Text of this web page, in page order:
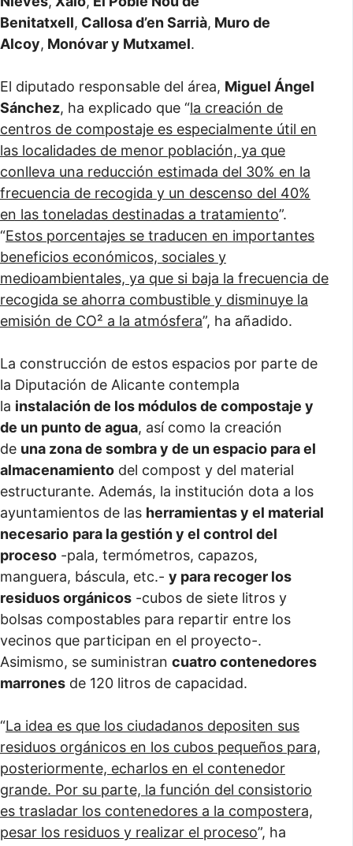
Benitatxell, Callosa d’en Sarrià, Muro de
Alcoy, Monóvar y Mutxamel.
El diputado responsable del área, Miguel Ángel
Sánchez, ha explicado que “la creación de
centros de compostaje es especialmente útil en
las localidades de menor población, ya que
conlleva una reducción estimada del 30% en la
frecuencia de recogida y un descenso del 40%
en las toneladas destinadas a tratamiento”.
“Estos porcentajes se traducen en importantes
beneficios económicos, sociales y
medioambientales, ya que si baja la frecuencia de
recogida se ahorra combustible y disminuye la
emisión de CO² a la atmósfera”, ha añadido.
La construcción de estos espacios por parte de
la Diputación de Alicante contempla
la instalación de los módulos de compostaje y
de un punto de agua, así como la creación
de una zona de sombra y de un espacio para el
almacenamiento del compost y del material
estructurante. Además, la institución dota a los
ayuntamientos de las herramientas y el material
necesario para la gestión y el control del
proceso -pala, termómetros, capazos,
manguera, báscula, etc.- y para recoger los
residuos orgánicos -cubos de siete litros y
bolsas compostables para repartir entre los
vecinos que participan en el proyecto-.
Asimismo, se suministran cuatro contenedores
marrones de 120 litros de capacidad.
“La idea es que los ciudadanos depositen sus
residuos orgánicos en los cubos pequeños para,
posteriormente, echarlos en el contenedor
grande. Por su parte, la función del consistorio
es trasladar los contenedores a la compostera,
pesar los residuos y realizar el proceso”, ha